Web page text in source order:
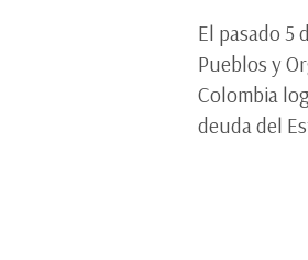
El pasado 5
Pueblos y
Colombia
deuda del